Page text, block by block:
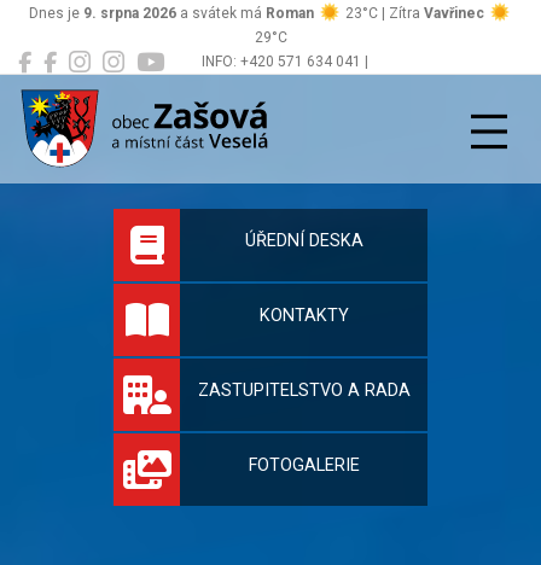
INFO: +420 571 634 041 |
Dnes je 9. srpna 2026 a svátek má Roman 23°C | Zítra Vavřinec
29°C
Zašová
Oficiální stránky
ÚŘEDNÍ DESKA
KONTAKTY
ZASTUPITELSTVO A RADA
FOTOGALERIE